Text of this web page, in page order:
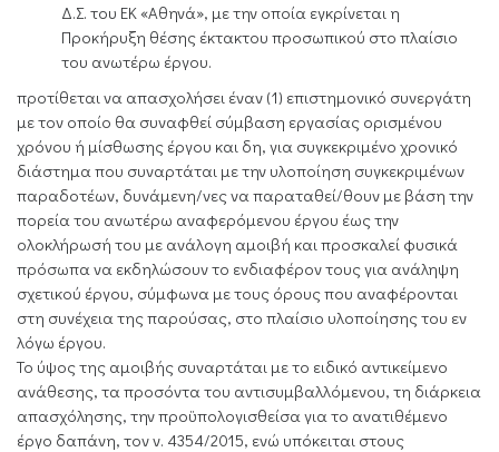
Δ.Σ. του ΕΚ «Αθηνά», με την οποία εγκρίνεται η
Προκήρυξη θέσης έκτακτου προσωπικού στο πλαίσιο
του ανωτέρω έργου.
προτίθεται να απασχολήσει έναν (1) επιστημονικό συνεργάτη
με τον οποίο θα συναφθεί σύμβαση εργασίας ορισμένου
χρόνου ή μίσθωσης έργου και δη, για συγκεκριμένο χρονικό
διάστημα που συναρτάται με την υλοποίηση συγκεκριμένων
παραδοτέων, δυνάμενη/νες να παραταθεί/θουν με βάση την
πορεία του ανωτέρω αναφερόμενου έργου έως την
ολοκλήρωσή του με ανάλογη αμοιβή και προσκαλεί φυσικά
πρόσωπα να εκδηλώσουν το ενδιαφέρον τους για ανάληψη
σχετικού έργου, σύμφωνα με τους όρους που αναφέρονται
στη συνέχεια της παρούσας, στο πλαίσιο υλοποίησης του εν
λόγω έργου.
Το ύψος της αμοιβής συναρτάται με το ειδικό αντικείμενο
ανάθεσης, τα προσόντα του αντισυμβαλλόμενου, τη διάρκεια
απασχόλησης, την προϋπολογισθείσα για το ανατιθέμενο
έργο δαπάνη, τον ν. 4354/2015, ενώ υπόκειται στους